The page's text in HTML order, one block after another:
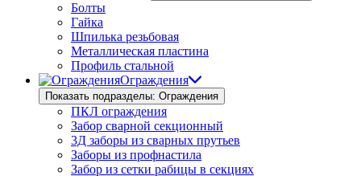
Болты
Гайка
Шпилька резьбовая
Металлическая пластина
Профиль стальной
Ограждения
Показать подразделы: Ограждения
ПКЛ ограждения
Забор сварной секционный
3Д заборы из сварных прутьев
Заборы из профнастила
Забор из сетки рабицы в секциях